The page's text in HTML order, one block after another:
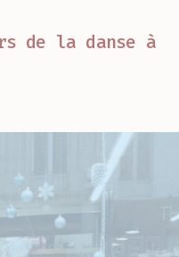
de la danse à